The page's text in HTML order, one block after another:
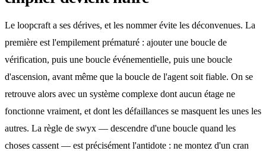
Le loopcraft a ses dérives, et les nommer évite les déconvenues. La
première est l'empilement prématuré : ajouter une boucle de
vérification, puis une boucle événementielle, puis une boucle
d'ascension, avant même que la boucle de l'agent soit fiable. On se
retrouve alors avec un système complexe dont aucun étage ne
fonctionne vraiment, et dont les défaillances se masquent les unes les
autres. La règle de swyx — descendre d'une boucle quand les
choses cassent — est précisément l'antidote : ne montez d'un cran